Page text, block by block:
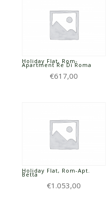
Holiday Flat, Rom-
Apartment Re Di Roma
€617,00
Holiday Flat, Rom-Apt.
Betta
€1.053,00